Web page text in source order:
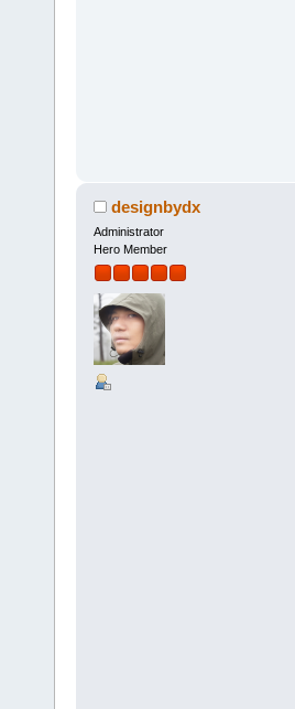
designbydx
Administrator
Hero Member